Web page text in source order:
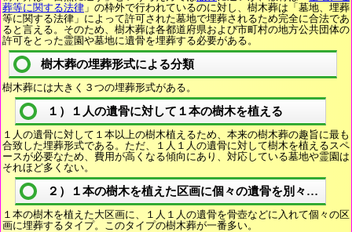
葬等に関する法律 」の枠外で行われているのに対し、樹木葬は「墓地、埋葬
等に関する法律」によって許可された墓地で埋葬されるため完全に合法であ
ると言える。そのため、樹木葬は各都道府県および市町村の地方公共団体の
許可をとった霊園や墓地に遺骨を埋葬する必要がある。
樹木葬の埋葬形式による分類
樹木葬には大きく３つの埋葬形式がある。
１）１人の遺骨に対して１本の樹木を植える
１人の遺骨に対して１本以上の樹木植えるため、本来の樹木葬の趣旨に最も
合致した埋葬形式である。ただ、１人１人の遺骨に対して樹木を植えるスペ
ースが必要なため、費用が高くなる傾向にあり、対応している墓地や霊園は
それほど多くない。
２）１本の樹木を植えた区画に個々の遺骨を別々に埋葬
１本の樹木を植えた大区画に、１人１人の遺骨を骨壺などに入れて個々の区
画に埋葬するタイプ。このタイプの樹木葬が一番多い。